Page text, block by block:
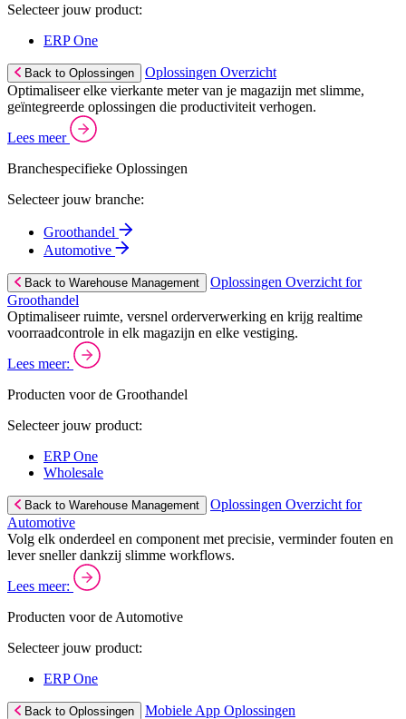
Selecteer jouw product:
ERP One
Back to Oplossingen
Oplossingen Overzicht
Optimaliseer elke vierkante meter van je magazijn met slimme,
geïntegreerde oplossingen die productiviteit verhogen.
Lees meer
Branchespecifieke Oplossingen
Selecteer jouw branche:
Groothandel
Automotive
Back to Warehouse Management
Oplossingen Overzicht for
Groothandel
Optimaliseer ruimte, versnel orderverwerking en krijg realtime
voorraadcontrole in elk magazijn en elke vestiging.
Lees meer:
Producten voor de Groothandel
Selecteer jouw product:
ERP One
Wholesale
Back to Warehouse Management
Oplossingen Overzicht for
Automotive
Volg elk onderdeel en component met precisie, verminder fouten en
lever sneller dankzij slimme workflows.
Lees meer:
Producten voor de Automotive
Selecteer jouw product:
ERP One
Back to Oplossingen
Mobiele App Oplossingen